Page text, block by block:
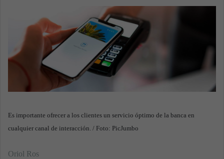
i
l
Es importante ofrecer a los clientes un servicio óptimo de la banca en
cualquier canal de interacción. / Foto: PicJumbo
Oriol Ros